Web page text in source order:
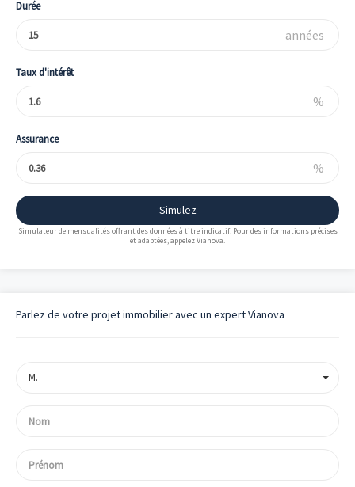
Durée
années
Taux d'intérêt
%
Assurance
%
Simulez
Simulateur de mensualités offrant des données à titre indicatif. Pour des informations précises
et adaptées, appelez Vianova.
Parlez de votre projet immobilier avec un expert Vianova
M.